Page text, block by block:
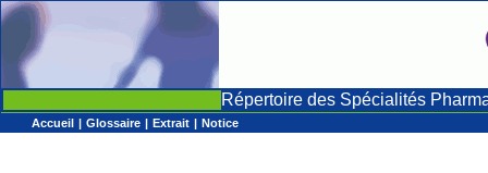
Répertoire des Spécialités
Accueil | Glossaire | Extrait | Notice